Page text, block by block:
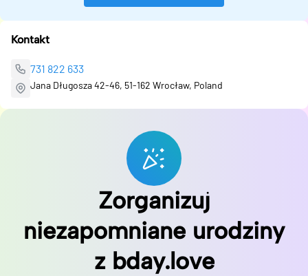
Kontakt
731 822 633
Jana Długosza 42-46, 51-162 Wrocław, Poland
Zorganizuj
niezapomniane urodziny
z bday.love